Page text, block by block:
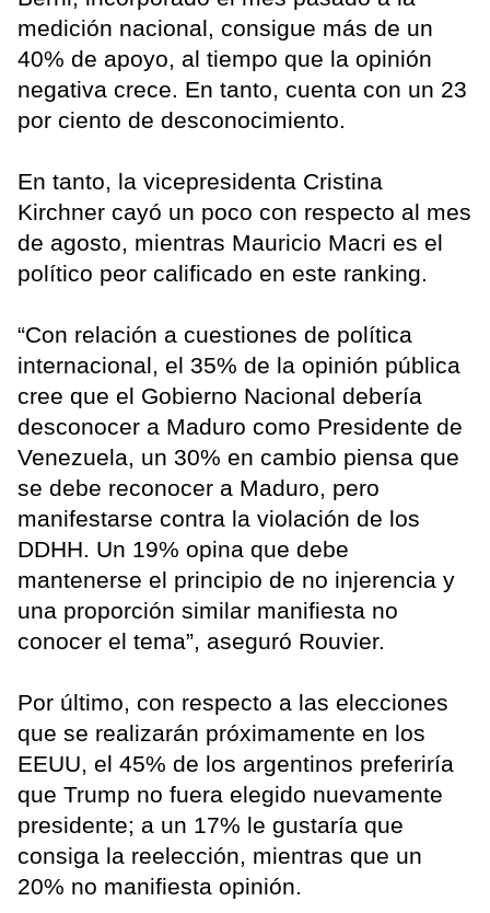
medición nacional, consigue más de un
40% de apoyo, al tiempo que la opinión
negativa crece. En tanto, cuenta con un 23
por ciento de desconocimiento.
En tanto, la vicepresidenta Cristina
Kirchner cayó un poco con respecto al mes
de agosto, mientras Mauricio Macri es el
político peor calificado en este ranking.
“Con relación a cuestiones de política
internacional, el 35% de la opinión pública
cree que el Gobierno Nacional debería
desconocer a Maduro como Presidente de
Venezuela, un 30% en cambio piensa que
se debe reconocer a Maduro, pero
manifestarse contra la violación de los
DDHH. Un 19% opina que debe
mantenerse el principio de no injerencia y
una proporción similar manifiesta no
conocer el tema”, aseguró Rouvier.
Por último, con respecto a las elecciones
que se realizarán próximamente en los
EEUU, el 45% de los argentinos preferiría
que Trump no fuera elegido nuevamente
presidente; a un 17% le gustaría que
consiga la reelección, mientras que un
20% no manifiesta opinión.